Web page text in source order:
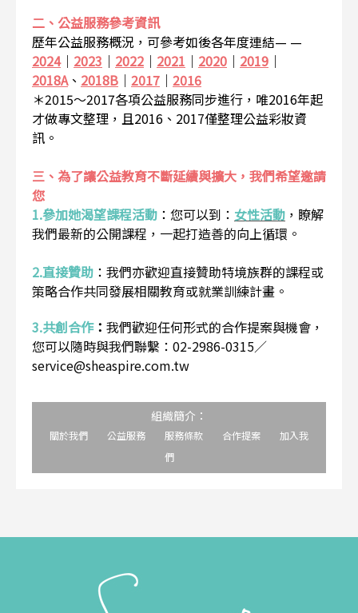
二、公益服務參考資訊
歷年公益服務概況，可參考如後各年度連結— —
2024｜ 2023 ｜ 2022 ｜ 2021 ｜ 2020 ｜ 2019 ｜
2018A、 2018B ｜ 2017 ｜ 2016
＊2015～2017各項公益服務同步進行，唯2016年起
才做專文整理，且2016、2017僅整理公益彩妝資
訊。
三、為了讓公益教育不斷延續與擴大，我們希望邀請
您
1.參加她渴望課程活動 ： 您可以到： 女性活動 ，瞭解
我們最新的公開課程，一起打造善的向上循環。
2.直接贊助 ： 我們亦歡迎直接贊助特境族群的課程或
策略合作共同發展相關教育或就業訓練計畫。
3.共創合作： 我們歡迎任何形式的合作提案與機會，
您可以隨時與我們聯繫：02-2986-0315／
service@sheaspire.com.tw
組織簡介：
關於我們 公益服務 服務條款 合作提案
加入我
們